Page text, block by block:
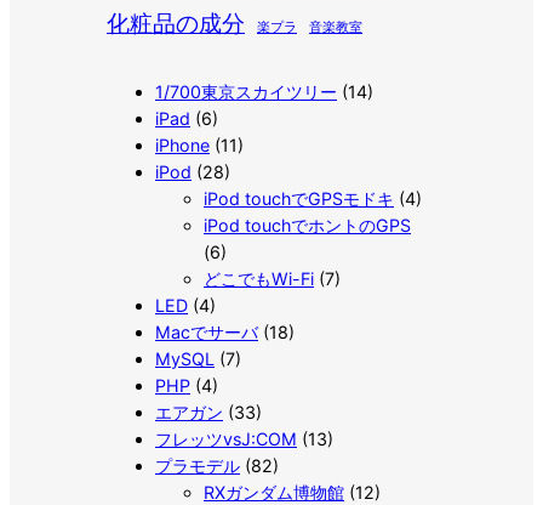
化粧品の成分 楽プラ 音楽教室
1/700東京スカイツリー (14)
iPad (6)
iPhone (11)
iPod (28)
iPod touchでGPSモドキ (4)
iPod touchでホントのGPS
(6)
どこでもWi-Fi (7)
LED (4)
Macでサーバ(18)
MySQL (7)
PHP (4)
エアガン (33)
フレッツvsJ:COM (13)
プラモデル (82)
RXガンダム博物館 (12)